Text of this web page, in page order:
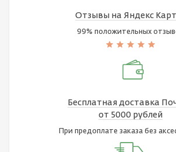
Отзывы на Яндекс
99% положительных
Бесплатная доставка
от 5000 рублей
При предоплате заказа без